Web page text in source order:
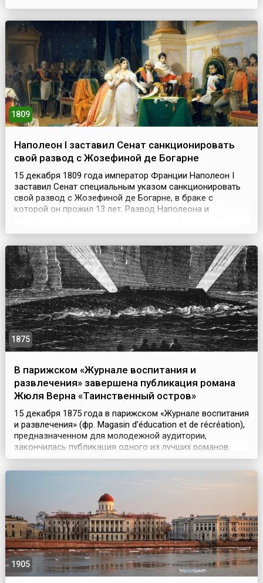
сентября 1789 года Первый Конгресс Соединенных
разослал их по штатам для обсуждения и голосования.
15 дек...
1809
Наполеон I заставил Сенат санкционировать
свой развод с Жозефиной де Богарне
15 декабря 1809 года император Франции Наполеон I
заставил Сенат специальным указом санкционировать
свой развод с Жозефиной де Богарне, в браке с
которой он прожил 13 лет. Развод Наполеона и
декабря.Несмотря на столь длительный брак, Жозефина
был наследник. А частые размолвки супругов,
особенно...
1875
В парижском «Журнале воспитания и
развлечения» завершена публикация романа
Жюля Верна «Таинственный остров»
15 декабря 1875 года в парижском «Журнале воспитания
и развлечения» (фр. Magasin d’éducation et de récréation),
предназначенном для молодежной аудитории,
закончилась публикация одного из лучших романов
Жюля Верна «Таинственный остров» (фр. L'Île
mystérieuse). Сам журнал издавал французский писатель
Жюль-Декарт Фера.Читательский интерес к
1905